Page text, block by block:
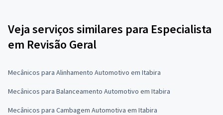
Veja serviços similares para Especialista
em Revisão Geral
Mecânicos para Alinhamento Automotivo em Itabira
Mecânicos para Balanceamento Automotivo em Itabira
Mecânicos para Cambagem Automotiva em Itabira